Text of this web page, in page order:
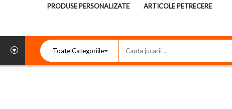
PRODUSE PERSONALIZATE ARTICOLE PETRECERE